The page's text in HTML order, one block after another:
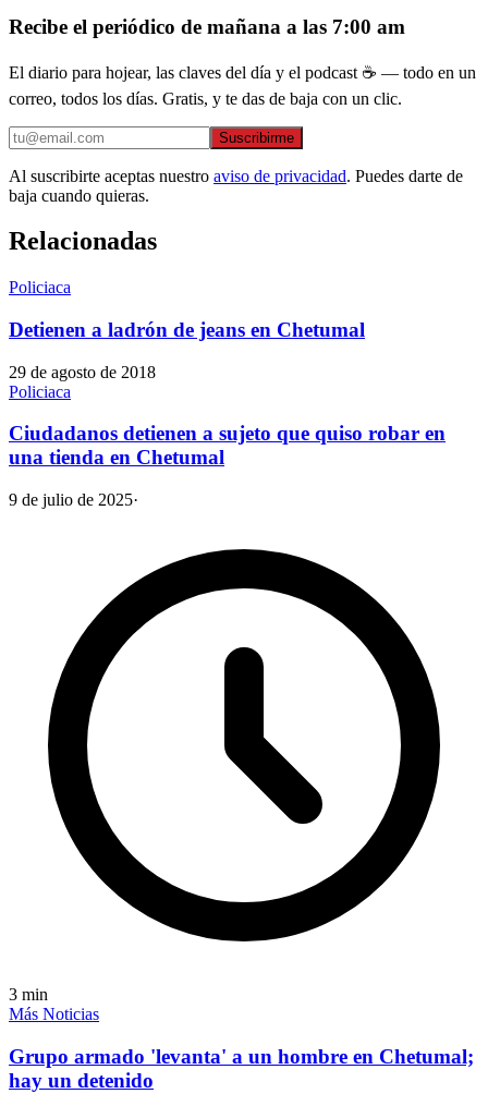
Recibe el periódico de mañana a las 7:00 am
El diario para hojear, las claves del día y el podcast ☕ — todo en un
correo, todos los días. Gratis, y te das de baja con un clic.
Suscribirme
Al suscribirte aceptas nuestro aviso de privacidad. Puedes darte de
baja cuando quieras.
Relacionadas
Policiaca
Detienen a ladrón de jeans en Chetumal
29 de agosto de 2018
Policiaca
Ciudadanos detienen a sujeto que quiso robar en
una tienda en Chetumal
9 de julio de 2025·
3 min
Más Noticias
Grupo armado 'levanta' a un hombre en Chetumal;
hay un detenido